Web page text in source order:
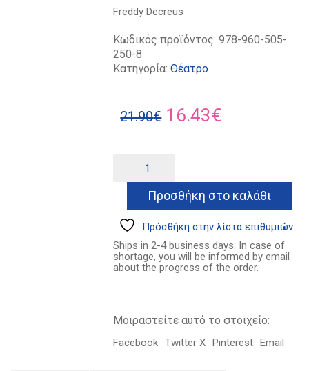
Freddy Decreus
Κωδικός προϊόντος:978-960-505-
250-8
Κατηγορία:Θέατρο
21.90€ Original
21.90€.
16.43€
είναι:
16.43€.
τελετουργία
στο
του
Θεόδωρου
ποσότητα
Προσθήκη στο καλάθι
Πρόσθήκη στην λίστα επιθυμιών
Ships in 2-4 business days. In case of
shortage, you will be informed by email
about the progress of the order.
Μοιραστείτε αυτό το στοιχείο:
Facebook Twitter X Pinterest Email